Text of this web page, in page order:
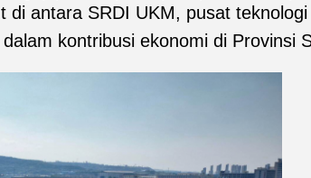
di antara SRDI UKM, pusat
kontribusi ekonomi di Provinsi